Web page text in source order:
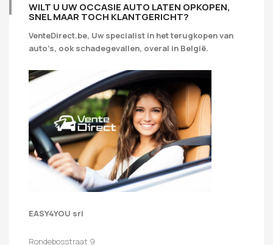
WILT U UW OCCASIE AUTO LATEN OPKOPEN,
SNEL MAAR TOCH KLANTGERICHT?
VenteDirect.be, Uw specialist in het terugkopen van
auto’s, ook schadegevallen, overal in België.
EASY4YOU srl
Rondebosstraat 9